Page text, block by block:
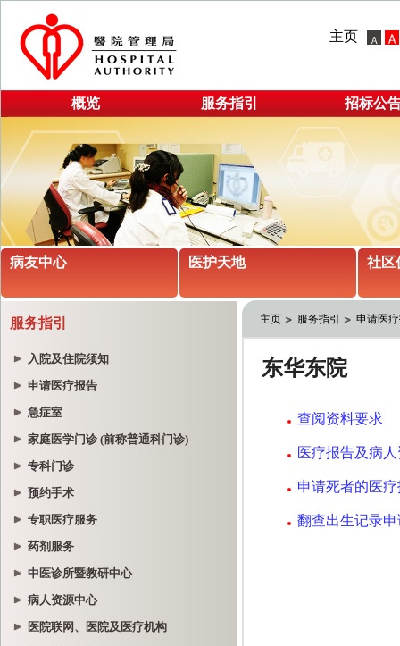
主页
概览 服务指引 招标公
病友中心 医护天地 社区
服务指引
入院及住院须知
申请医疗报告
急症室
家庭医学门诊 (前称普通科门诊)
专科门诊
预约手术
专职医疗服务
药剂服务
中医诊所暨教研中心
病人资源中心
医院联网、医院及医疗机构
主页 服务指引 申请医